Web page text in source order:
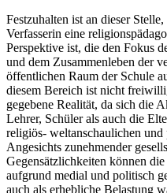
Festzuhalten ist an dieser
Verfasserin eine
Perspektive ist, die den Fokus
und dem Zusammenleben der
öffentlichen Raum der Schule
diesem Bereich ist nicht
gegebene Realität, da sich die
Lehrer, Schüler als auch die
religiös- weltanschaulichen
Angesichts zunehmender
Gegensätzlichkeiten können
aufgrund medial und politisch
auch als erhebliche Belastung